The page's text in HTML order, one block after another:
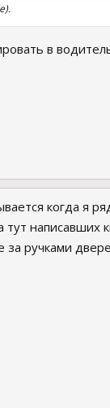
в
когда я
написавших
за ручками